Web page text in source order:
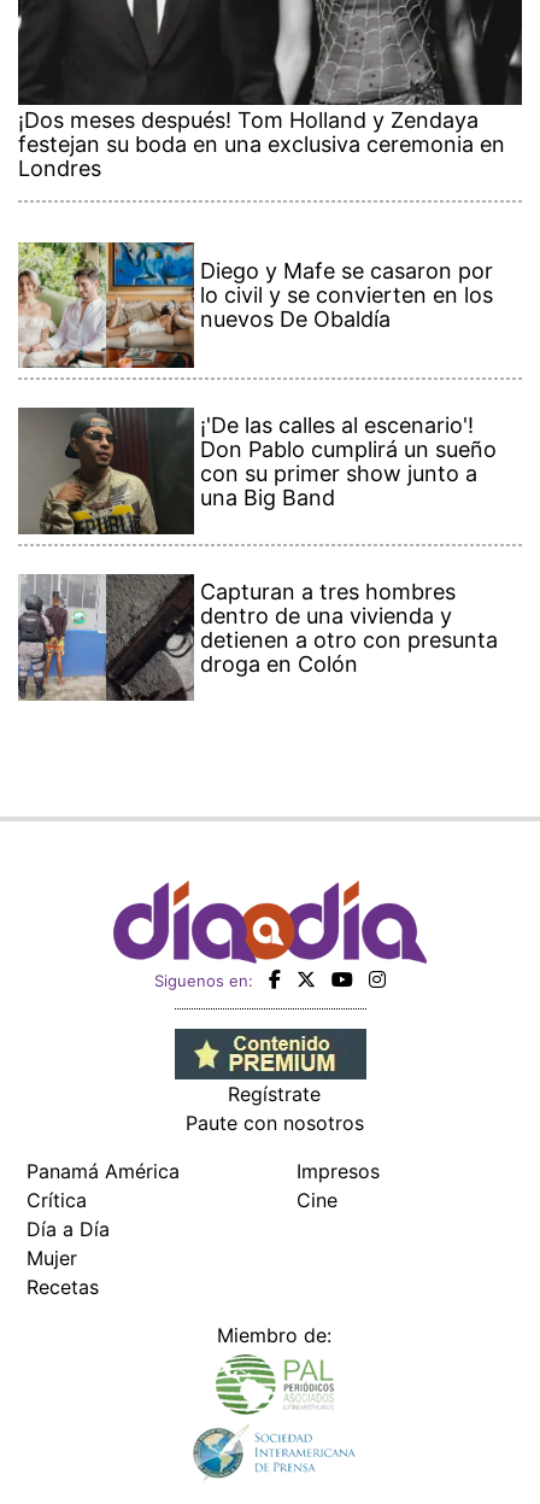
¡Dos meses después! Tom Holland y Zendaya
festejan su boda en una exclusiva ceremonia en
Londres
Diego y Mafe se casaron por
lo civil y se convierten en los
nuevos De Obaldía
¡'De las calles al escenario'!
Don Pablo cumplirá un sueño
con su primer show junto a
una Big Band
Capturan a tres hombres
dentro de una vivienda y
detienen a otro con presunta
droga en Colón
Siguenos en:
Regístrate
Paute con nosotros
Panamá América
Crítica
Día a Día
Mujer
Recetas
Impresos
Cine
Miembro de: